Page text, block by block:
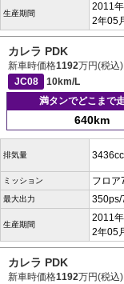
生産期間
2011
2年05
カレラ PDK
新車時価格1192万円(税込)
JC08
10km/L
満タンでどこまで
640km
排気量 3436cc
ミッション フロア
最大出力 350ps/
生産期間
2011
2年05
カレラ PDK
新車時価格1192万円(税込)